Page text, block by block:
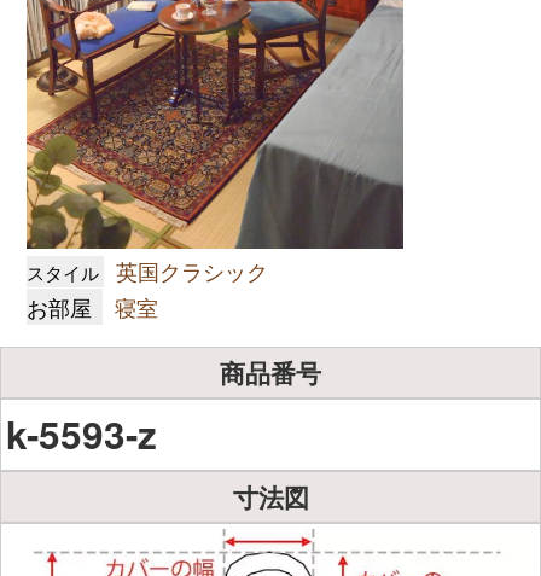
スタイル
英国クラシック
お部屋
寝室
商品番号
k-5593-z
寸法図